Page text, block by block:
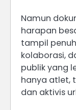
Namun
harapan
tampil
kolaborasi,
publik yang
hanya atlet,
dan aktivis